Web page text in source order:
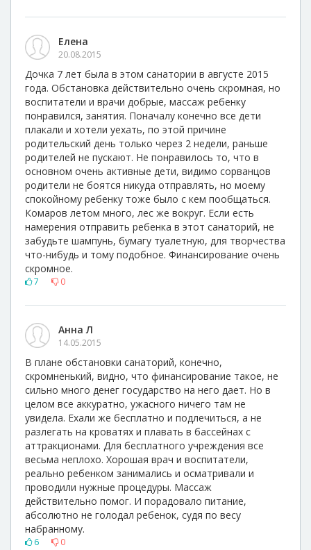
Елена
20.08.2015
Дочка 7 лет была в этом санатории в августе 2015
года. Обстановка действительно очень скромная, но
воспитатели и врачи добрые, массаж ребенку
понравился, занятия. Поначалу конечно все дети
плакали и хотели уехать, по этой причине
родительский день только через 2 недели, раньше
родителей не пускают. Не понравилось то, что в
основном очень активные дети, видимо сорванцов
родители не боятся никуда отправлять, но моему
спокойному ребенку тоже было с кем пообщаться.
Комаров летом много, лес же вокруг. Если есть
намерения отправить ребенка в этот санаторий, не
забудьте шампунь, бумагу туалетную, для творчества
что-нибудь и тому подобное. Финансирование очень
скромное.
7 0
Анна Л
14.05.2015
В плане обстановки санаторий, конечно,
скромненький, видно, что финансирование такое, не
сильно много денег государство на него дает. Но в
целом все аккуратно, ужасного ничего там не
увидела. Ехали же бесплатно и подлечиться, а не
разлегать на кроватях и плавать в бассейнах с
аттракционами. Для бесплатного учреждения все
весьма неплохо. Хорошая врач и воспитатели,
реально ребенком занимались и осматривали и
проводили нужные процедуры. Массаж
действительно помог. И порадовало питание,
абсолютно не голодал ребенок, судя по весу
набранному.
6 0